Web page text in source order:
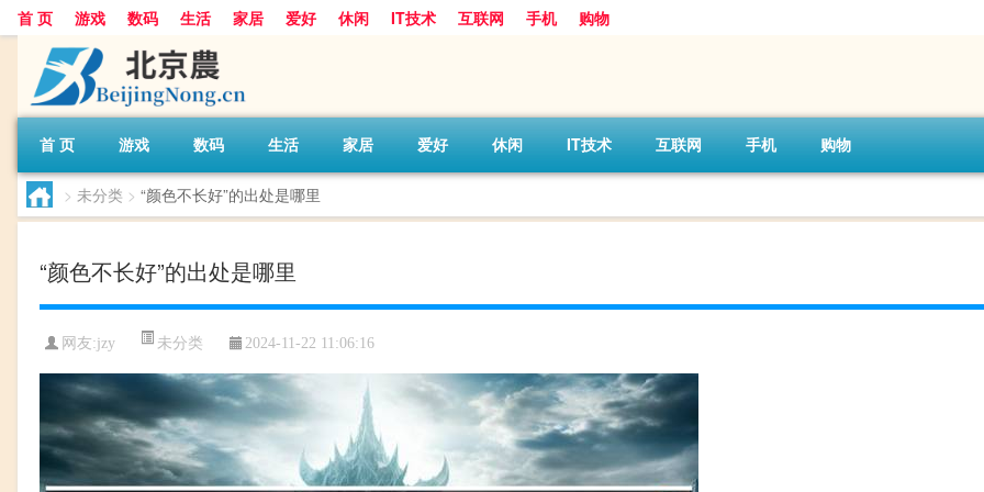
首 页 游戏 数码 生活 家居 爱好 休闲 IT技术 互联网 手机 购物
首 页 游戏 数码 生活 家居 爱好 休闲 IT技术 互联网 手机 购物
> 未分类 > “颜色不长好”的出处是哪里
“颜色不长好”的出处是哪里
网友:jzy 未分类 2024-11-22 11:06:16